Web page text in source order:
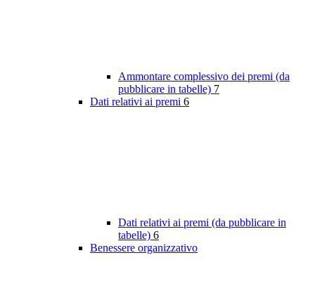
Ammontare complessivo dei premi (da
pubblicare in tabelle) 7
Dati relativi ai premi 6
Dati relativi ai premi (da pubblicare in
tabelle) 6
Benessere organizzativo